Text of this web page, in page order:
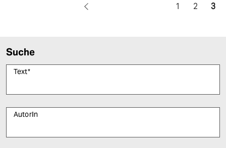
1 2 3
Suche
Text*
AutorIn